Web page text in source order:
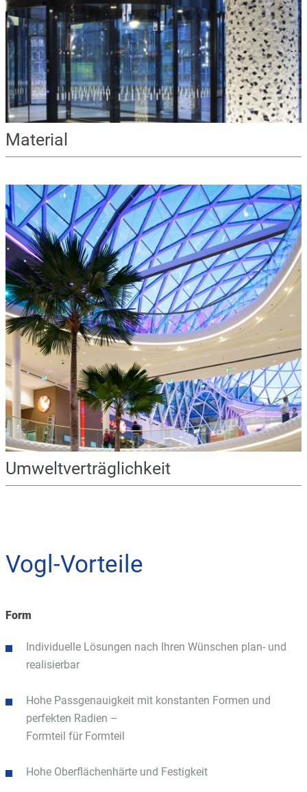
Material
Umweltverträglichkeit
Vogl-Vorteile
Form
Individuelle Lösungen nach Ihren Wünschen plan- und
realisierbar
Hohe Passgenauigkeit mit konstanten Formen und
perfekten Radien –
Formteil für Formteil
Hohe Oberflächenhärte und Festigkeit